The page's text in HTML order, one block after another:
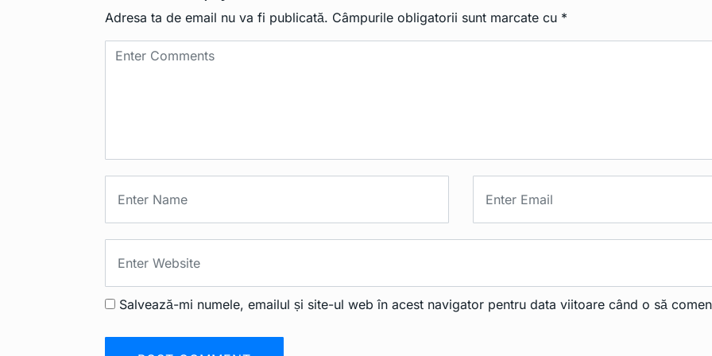
Adresa ta de email nu va fi publicată. Câmpurile obligatorii sunt marcate cu *
Salvează-mi numele, emailul și site-ul web în acest navigator pentru data viitoare când o să